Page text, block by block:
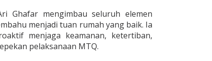
Ghafar mengimbau seluruh elemen
menjadi tuan rumah yang baik. Ia
menjaga keamanan, ketertiban,
pelaksanaan MTQ.